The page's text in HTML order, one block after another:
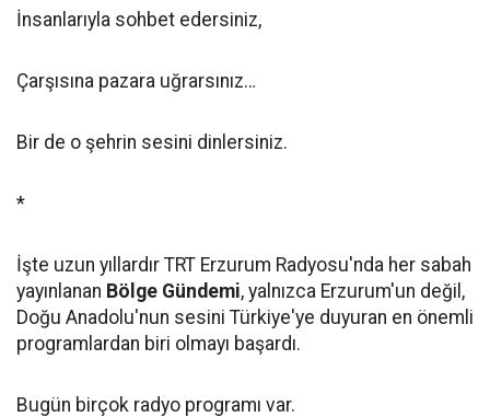
İnsanlarıyla sohbet edersiniz,
Çarşısına pazara uğrarsınız…
Bir de o şehrin sesini dinlersiniz.
*
İşte uzun yıllardır TRT Erzurum Radyosu'nda her sabah
yayınlanan Bölge Gündemi, yalnızca Erzurum'un değil,
Doğu Anadolu'nun sesini Türkiye'ye duyuran en önemli
programlardan biri olmayı başardı.
Bugün birçok radyo programı var.